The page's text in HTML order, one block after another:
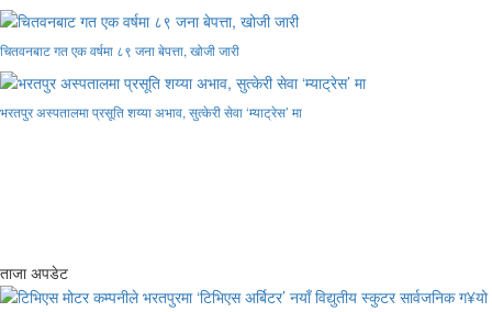
चितवनबाट गत एक वर्षमा ८९ जना बेपत्ता, खोजी जारी
भरतपुर अस्पतालमा प्रसूति शय्या अभाव, सुत्केरी सेवा ‘म्याट्रेस’ मा
ताजा अपडेट